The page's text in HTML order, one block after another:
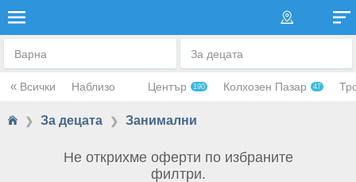
Варна За децата
« Всички Наблизо Център 190 Колхозен Пазар 47
❯ За децата ❯ Занимални
Не открихме оферти по избраните
филтри.